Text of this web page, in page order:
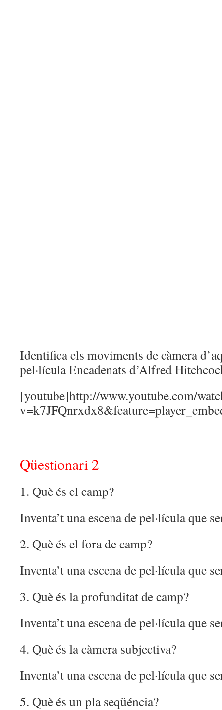
Identifica els moviments de càmera
pel·lícula Encadenats d’Alfred
[youtube]http://www.youtube.com/
Qüestionari 2
1. Què és el camp?
Inventa’t una escena de pel·lícula que
2. Què és el fora de camp?
Inventa’t una escena de pel·lícula que
3. Què és la profunditat de camp?
Inventa’t una escena de pel·lícula que
4. Què és la càmera subjectiva?
Inventa’t una escena de pel·lícula que
5. Què és un pla seqüéncia?